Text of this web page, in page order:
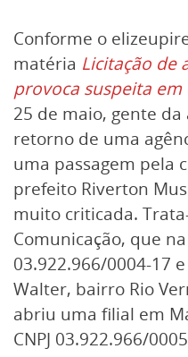
Conforme o
matéria Licitação de
provoca suspeita em
25 de maio, gente
retorno de uma
uma passagem pela
prefeito Riverton
muito criticada.
Comunicação, que
03.922.966/0004-17
Walter, bairro Rio
abriu uma filial em
CNPJ 03.922.966/